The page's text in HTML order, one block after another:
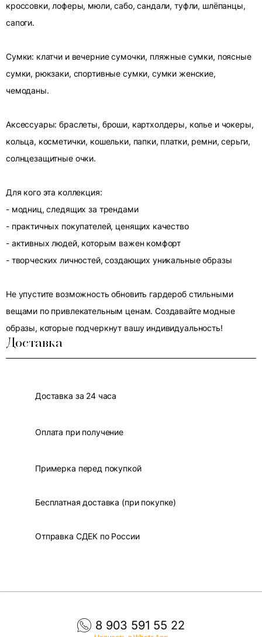
кроссовки, лоферы, мюли, сабо, сандали, туфли, шлёпанцы,
сапоги.
Сумки: клатчи и вечерние сумочки, пляжные сумки, поясные
сумки, рюкзаки, спортивные сумки, сумки женские,
чемоданы.
Аксессуары: браслеты, броши, картхолдеры, колье и чокеры,
кольца, косметички, кошельки, папки, платки, ремни, серьги,
солнцезащитные очки.
Для кого эта коллекция:
- модниц, следящих за трендами
- практичных покупателей, ценящих качество
- активных людей, которым важен комфорт
- творческих личностей, создающих уникальные образы
Не упустите возможность обновить гардероб стильными
вещами по привлекательным ценам. Создавайте модные
образы, которые подчеркнут вашу индивидуальность!
Доставка
Доставка за 24 часа
Оплата при получение
Примерка перед покупкой
Бесплатная доставка (при покупке)
Отправка СДЕК по России
8 903 591 55 22